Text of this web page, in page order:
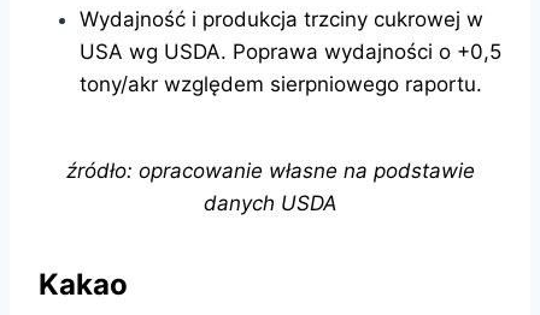
Wydajność i produkcja trzciny cukrowej w
USA wg USDA. Poprawa wydajności o +0,5
tony/akr względem sierpniowego raportu.
źródło: opracowanie własne na podstawie
danych USDA
Kakao